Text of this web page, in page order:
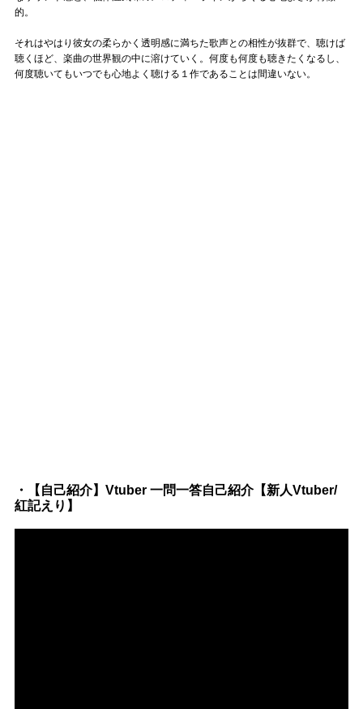
的。
それはやはり彼女の柔らかく透明感に満ちた歌声との相性が抜群で、聴けば
聴くほど、楽曲の世界観の中に溶けていく。何度も何度も聴きたくなるし、
何度聴いてもいつでも心地よく聴ける１作であることは間違いない。
・【自己紹介】Vtuber 一問一答自己紹介【新人Vtuber/
紅記えり】